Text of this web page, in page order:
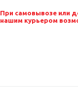
При самовывозе или
нашим курьером